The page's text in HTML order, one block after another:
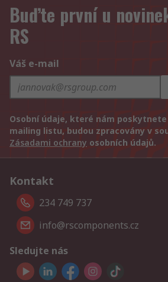
Buďte první u
RS
Váš e-mail
Osobní údaje, které nám
mailing listu, budou zpracovány v
Zásadami ochrany osobních údajů.
Kontakt
234 749 737
info@rscomponents.cz
Sledujte nás